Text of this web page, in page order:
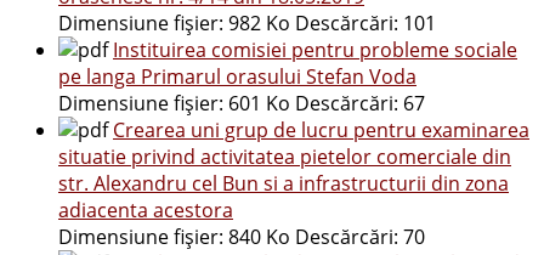
Dimensiune fișier: 982 Ko Descărcări: 101
Instituirea comisiei pentru probleme sociale
pe langa Primarul orasului Stefan Voda
Dimensiune fișier: 601 Ko Descărcări: 67
Crearea uni grup de lucru pentru examinarea
situatie privind activitatea pietelor comerciale din
str. Alexandru cel Bun si a infrastructurii din zona
adiacenta acestora
Dimensiune fișier: 840 Ko Descărcări: 70